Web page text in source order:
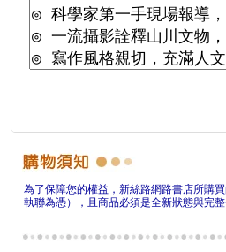
為了保障您的權益，新絲路網路書店所購
執聯為憑），且商品必須是全新狀態與完